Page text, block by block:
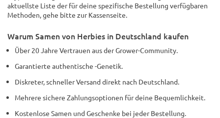
aktuellste Liste der für deine spezifische Bestellung verfügbaren
Methoden, gehe bitte zur Kassenseite.
Warum Samen von Herbies in Deutschland kaufen
Über 20 Jahre Vertrauen aus der Grower-Community.
Garantierte authentische -Genetik.
Diskreter, schneller Versand direkt nach Deutschland.
Mehrere sichere Zahlungsoptionen für deine Bequemlichkeit.
Kostenlose Samen und Geschenke bei jeder Bestellung.